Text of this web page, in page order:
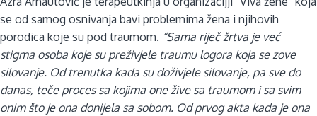
se od samog osnivanja bavi problemima žena i njihovih
porodica koje su pod traumom. “Sama riječ žrtva je već
stigma osoba koje su preživjele traumu logora koja se zove
silovanje. Od trenutka kada su doživjele silovanje, pa sve do
danas, teče proces sa kojima one žive sa traumom i sa svim
onim što je ona donijela sa sobom. Od prvog akta kada je ona